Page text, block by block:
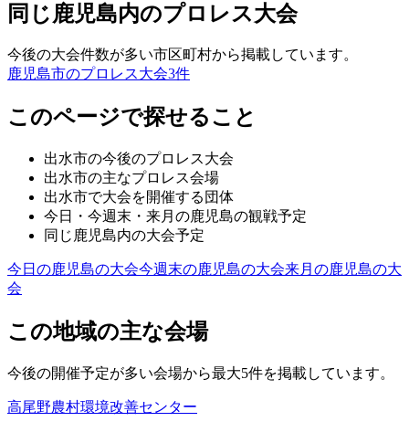
同じ鹿児島内のプロレス大会
今後の大会件数が多い市区町村から掲載しています。
鹿児島市のプロレス大会3件
このページで探せること
出水市の今後のプロレス大会
出水市の主なプロレス会場
出水市で大会を開催する団体
今日・今週末・来月の鹿児島の観戦予定
同じ 鹿児島内の大会予定
今日の鹿児島の大会今週末の鹿児島の大会来月の鹿児島の大
会
この地域の主な会場
今後の開催予定が多い会場から最大5件を掲載しています。
高尾野農村環境改善センター